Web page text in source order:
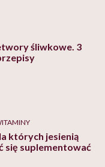
śliwkowe. 3
których jesienią
się suplementować